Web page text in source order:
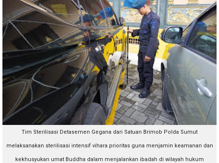
Tim Sterilisasi Detasemen Gegana dari Satuan Brimob Polda Sumut
melaksanakan sterilisasi intensif vihara prioritas guna menjamin keamanan dan
kekhusyukan umat Buddha dalam menjalankan ibadah di wilayah hukum